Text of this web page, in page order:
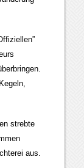
strebte
aus.